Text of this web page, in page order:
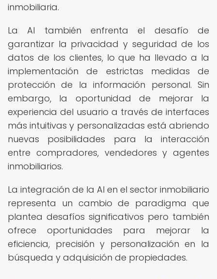
inmobiliaria.
La AI también enfrenta el desafío de
garantizar la privacidad y seguridad de los
datos de los clientes, lo que ha llevado a la
implementación de estrictas medidas de
protección de la información personal. Sin
embargo, la oportunidad de mejorar la
experiencia del usuario a través de interfaces
más intuitivas y personalizadas está abriendo
nuevas posibilidades para la interacción
entre compradores, vendedores y agentes
inmobiliarios.
La integración de la AI en el sector inmobiliario
representa un cambio de paradigma que
plantea desafíos significativos pero también
ofrece oportunidades para mejorar la
eficiencia, precisión y personalización en la
búsqueda y adquisición de propiedades.